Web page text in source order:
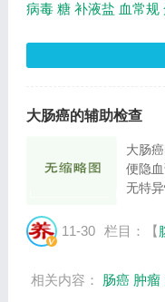
病毒 糖 补液盐 血常规
大肠癌的辅助检查
大肠
便隐
无特
镜检
11-30 栏目：【
相关内容： 肠癌 肿瘤